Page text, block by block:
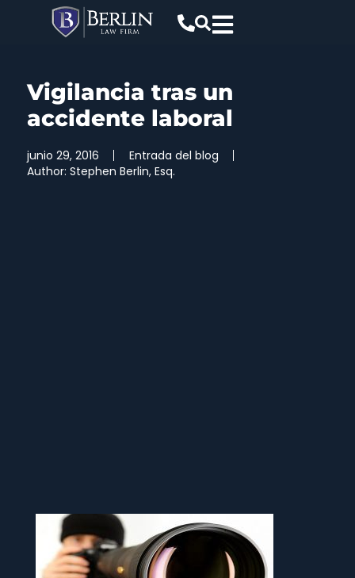
Vigilancia tras un
accidente laboral
junio 29, 2016
Entrada del blog
Author: Stephen Berlin, Esq.